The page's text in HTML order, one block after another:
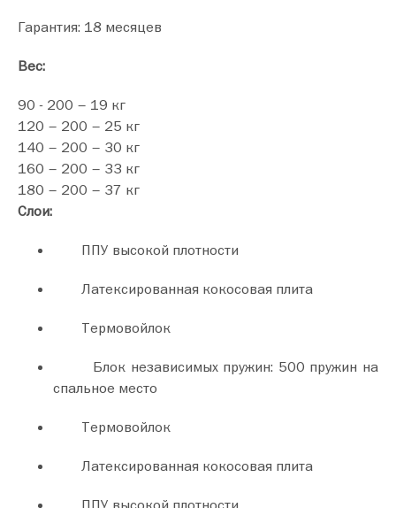
Гарантия: 18 месяцев
Вес:
90 - 200 – 19 кг
120 – 200 – 25 кг
140 – 200 – 30 кг
160 – 200 – 33 кг
180 – 200 – 37 кг
Слои:
ППУ высокой плотности
Латексированная кокосовая плита
Термовойлок
Блок независимых пружин: 500 пружин на
спальное место
Термовойлок
Латексированная кокосовая плита